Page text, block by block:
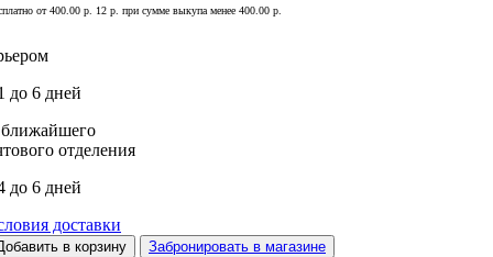
от 400.00 р. 12 р. при сумме выкупа менее 400.00 р.
до 6 дней
отделения
до 6 дней
доставки
в корзину Забронировать в магазине